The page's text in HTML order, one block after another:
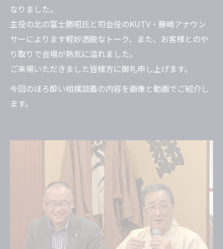
なりました。
主役の北の富士勝昭氏と司会役のKUTV・藤崎アナウン
サーによります軽妙洒脱なトーク、また、お客様とのや
り取りで会場が熱気に溢れました。
ご来場いただきました皆様方に御礼申し上げます。
今回のほろ酔い相撲談義の内容を画像と動画でご紹介し
ます。